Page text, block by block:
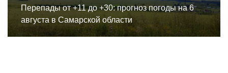
Перепады от +11 до +30: прогноз погоды на 6
августа в Самарской области